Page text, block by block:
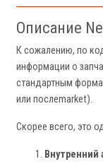
Описание
К сожалению, по
информации о
стандартным
или послеmarket).
Скорее всего, это
Внутренний